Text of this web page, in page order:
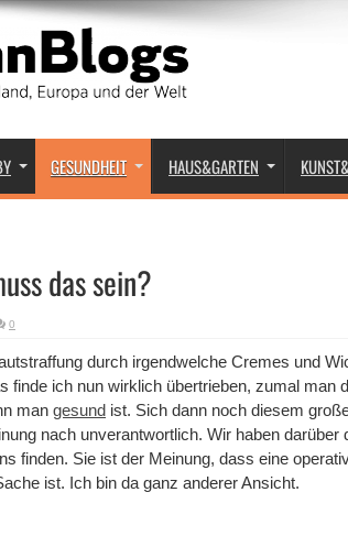
GESUNDHEIT HAUS&GARTEN
das sein?
0
durch irgendwelche Cremes und
finde ich nun wirklich übertrieben, zumal man
man gesund ist. Sich dann noch diesem
nach unverantwortlich. Wir haben darüber
finden. Sie ist der Meinung, dass eine
ist. Ich bin da ganz anderer Ansicht.